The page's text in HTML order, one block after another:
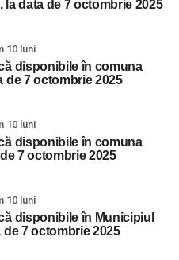
la data de 7 octombrie 2025
10 luni
disponibile în comuna
de 7 octombrie 2025
10 luni
disponibile în comuna
7 octombrie 2025
10 luni
disponibile în Municipiul
de 7 octombrie 2025